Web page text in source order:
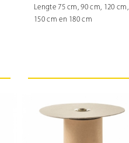
Lengte 75 cm, 90 cm, 120 cm,
150 cm en 180 cm